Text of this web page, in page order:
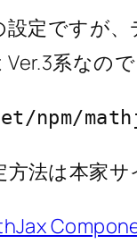
定ですが
系なので
法は本家サ